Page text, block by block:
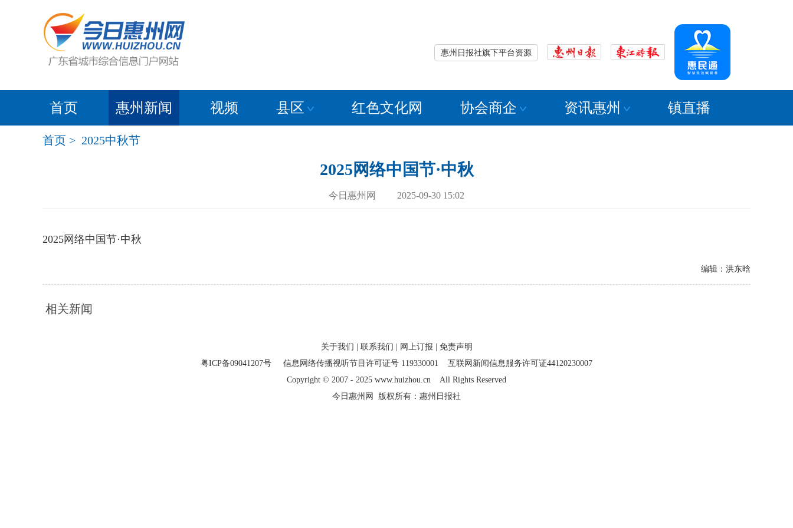
惠州日报社旗下平台资源
首页 惠州新闻 视频 县区 红色文化网 协会商企 资讯惠州 镇直播
首页 > 2025中秋节
2025网络中国节·中秋
今日惠州网 2025-09-30 15:02
2025网络中国节·中秋
编辑：洪东晗
相关新闻
关于我们 联系我们 网上订报
免责声明
粤ICP备09041207号
信息网络传播视听节目许可证号 119330001
互联网新闻信息服务许可证44120230007
Copyright © 2007 - 2025 www.huizhou.cn All Rights Reserved
今日惠州网 版权所有：惠州日报社